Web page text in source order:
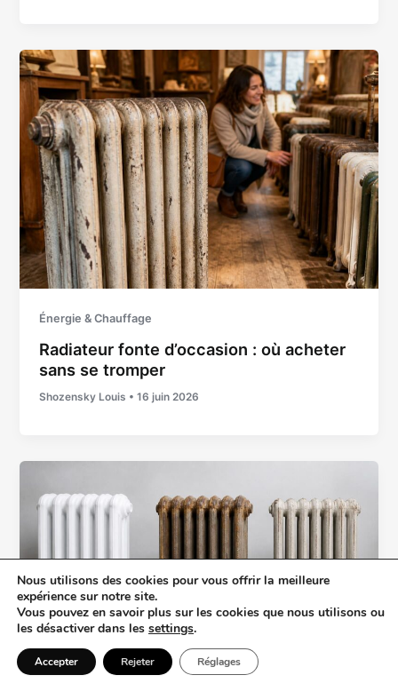
Énergie & Chauffage
Radiateur fonte d’occasion : où acheter
sans se tromper
Shozensky Louis •16 juin 2026
Nous utilisons des cookies pour vous offrir la meilleure
expérience sur notre site.
Vous pouvez en savoir plus sur les cookies que nous utilisons ou
les désactiver dans les settings.
Accepter Rejeter Réglages